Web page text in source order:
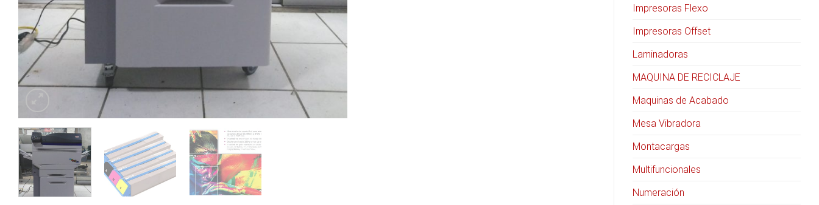
Impresoras Flexo
Impresoras Offset
Laminadoras
MAQUINA DE RECICLAJE
Maquinas de Acabado
Mesa Vibradora
Montacargas
Multifuncionales
Numeración